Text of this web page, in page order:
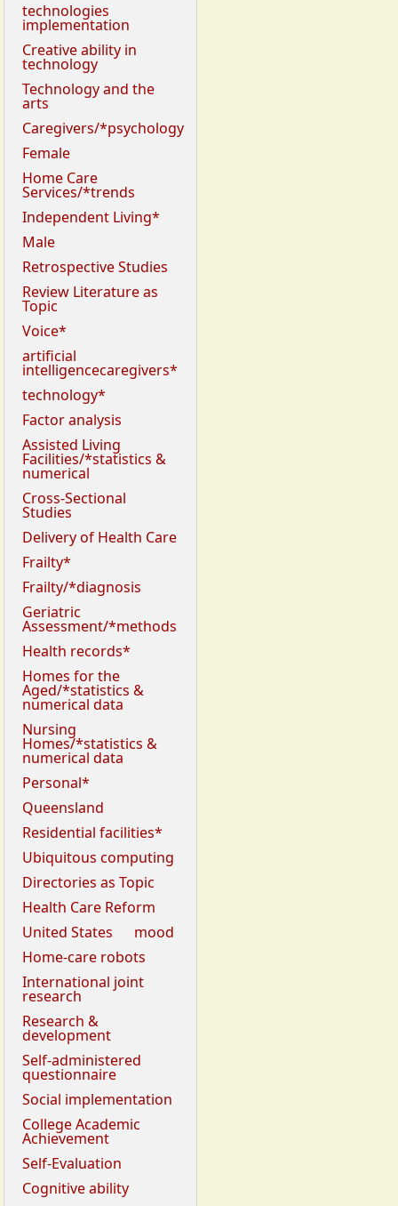
technologies
implementation
Creative ability in
technology
Technology and the
arts
Caregivers/*psychology
Female
Home Care
Services/*trends
Independent Living*
Male
Retrospective Studies
Review Literature as
Topic
Voice*
artificial
intelligencecaregivers*
technology*
Factor analysis
Assisted Living
Facilities/*statistics &
numerical
Cross-Sectional
Studies
Delivery of Health Care
Frailty*
Frailty/*diagnosis
Geriatric
Assessment/*methods
Health records*
Homes for the
Aged/*statistics &
numerical data
Nursing
Homes/*statistics &
numerical data
Personal*
Queensland
Residential facilities*
Ubiquitous computing
Directories as Topic
Health Care Reform
United States
mood
Home-care robots
International joint
research
Research &
development
Self-administered
questionnaire
Social implementation
College Academic
Achievement
Self-Evaluation
Cognitive ability